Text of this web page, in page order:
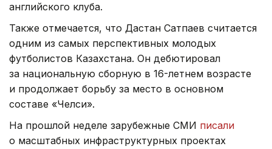
английского клуба.
Также отмечается, что Дастан Сатпаев считается
одним из самых перспективных молодых
футболистов Казахстана. Он дебютировал
за национальную сборную в 16-летнем возрасте
и продолжает борьбу за место в основном
составе «Челси».
На прошлой неделе зарубежные СМИ писали
о масштабных инфраструктурных проектах